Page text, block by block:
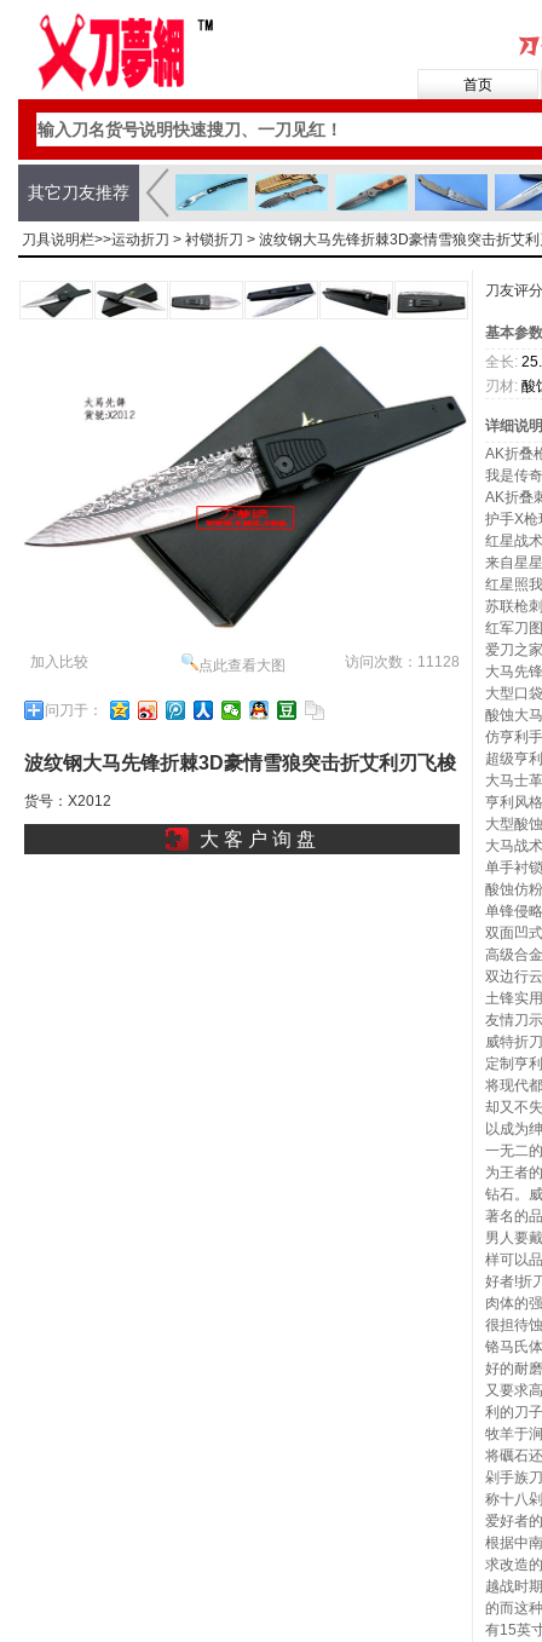
首页
其它刀友推荐
刀具说明栏>>运动折刀 > 衬锁折刀 > 波纹钢大马先锋折棘3D豪情雪狼突击折艾
加入比较 点此查看大图 访问次数：11128
问刀于：
波纹钢大马先锋折棘3D豪情雪狼突击折艾利刃飞梭
刀迅龙刕叠逼芔Il
货号：X2012
大 客 户 询 盘
刀友评
基本参数
全长:
刃材: 酸
详细说明
AK折叠
我是传
AK折叠
护手X
红星战
来自星
红星照
苏联枪
红军刀
爱刀之
大马先
大型口
酸蚀大
仿亨利
超级亨
大马士
亨利风
大型酸
大马战
单手衬
酸蚀仿
单锋侵
双面凹
高级合
双边行
土锋实
友情刀
威特折
定制亨
将现代
却又不
以成为
一无二
为王者
钻石。
著名的
男人要
样可以
好者!折
肉体的
很担待
铬马氏
好的耐
又要求
利的刀
牧羊于
将礪石
剁手族
称十八
爱好者
根据中
求改造
越战时
的而这
有15英